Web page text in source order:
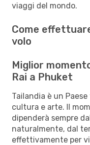
viaggi del mondo.
Come
volo
Miglior
Rai a Phuket
Tailandia è un
cultura e arte. Il
dipenderà sempre
naturalmente, dal
effettivamente per